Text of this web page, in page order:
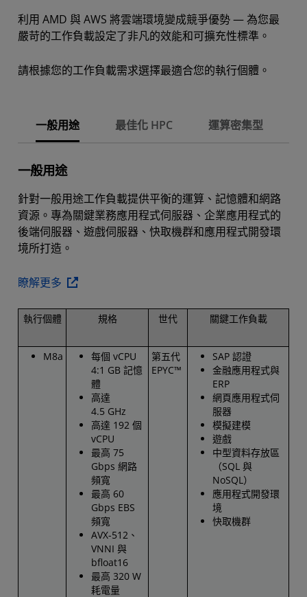
利用 AMD 與 AWS 將雲端環境變成競爭優勢 — 為您最
嚴苛的工作負載設定了非凡的效能和可擴充性標準。
請根據您的工作負載需求選擇最適合您的執行個體。
一般用途 最佳化 HPC 運算密集型
一般用途
針對一般用途工作負載提供平衡的運算、記憶體和網路
資源。專為關鍵業務應用程式伺服器、企業應用程式的
後端伺服器、遊戲伺服器、快取機群和應用程式開發環
境所打造。
瞭解更多
執行個體 規格 世代 關鍵工作負載
M8a
每個 vCPU
4:1 GB 記憶
體
高達
4.5 GHz
高達 192 個
vCPU
最高 75
Gbps 網路
頻寬
最高 60
Gbps EBS
頻寬
AVX-512、
VNNI 與
bfloat16
最高 320 W
耗電量
第五代
EPYC™
SAP 認證
金融應用程式與
ERP
網頁應用程式伺
服器
模擬建模
遊戲
中型資料存放區
（SQL 與
NoSQL）
應用程式開發環
境
快取機群